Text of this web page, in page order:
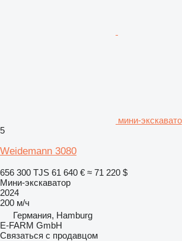
мини-
5
Weidemann 3080
656 300 TJS 61 640 € ≈ 71 220 $
Мини-экскаватор
2024
200 м/ч
Германия, Hamburg
E-FARM GmbH
Связаться с продавцом